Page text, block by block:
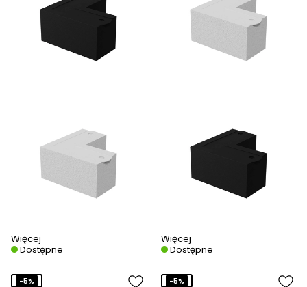
Więcej
Dostępne
Więcej
Dostępne
-5% -5%